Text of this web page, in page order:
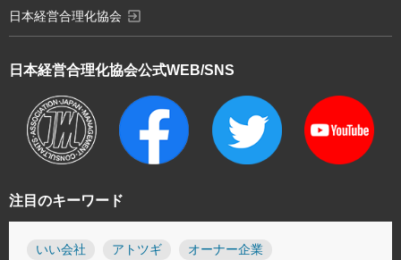
注目のキーワード
いい会社 アトツギ オーナー企業
日本経営合理化協会公式WEB/SNS
日本経営合理化協会 exit_to_app